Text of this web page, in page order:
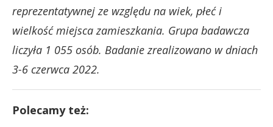
reprezentatywnej ze względu na wiek, płeć i
wielkość miejsca zamieszkania. Grupa badawcza
liczyła 1 055 osób. Badanie zrealizowano w dniach
3-6 czerwca 2022.
Polecamy też: